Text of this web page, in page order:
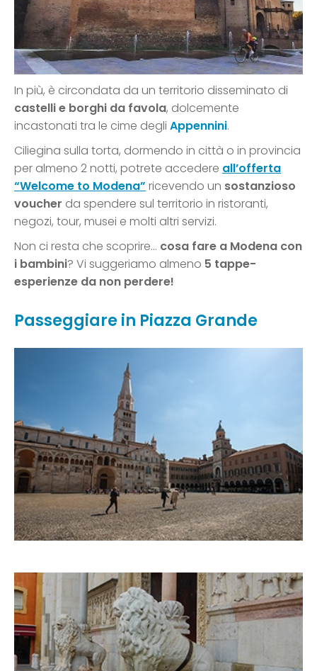
In più, è circondata da un territorio disseminato di
castelli e borghi da favola, dolcemente
incastonati tra le cime degli Appennini.
Ciliegina sulla torta, dormendo in città o in provincia
per almeno 2 notti, potrete accedere all’offerta
“Welcome to Modena” ricevendo un sostanzioso
voucher da spendere sul territorio in ristoranti,
negozi, tour, musei e molti altri servizi.
Non ci resta che scoprire… cosa fare a Modena con
i bambini? Vi suggeriamo almeno 5 tappe-
esperienze da non perdere!
Passeggiare in Piazza Grande